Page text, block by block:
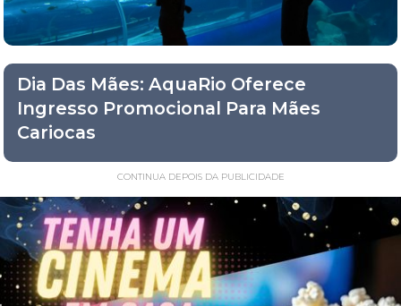
Dia Das Mães: AquaRio Oferece
Ingresso Promocional Para Mães
Cariocas
CONTINUA DEPOIS DA PUBLICIDADE